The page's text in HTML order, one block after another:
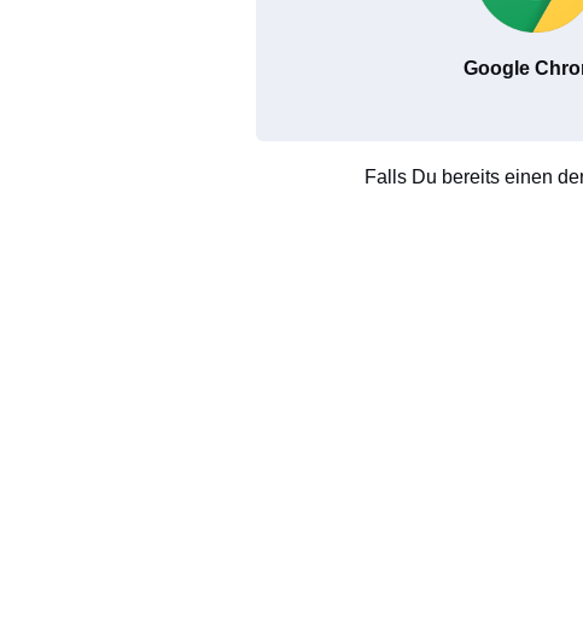
Google
Falls Du bereits einen